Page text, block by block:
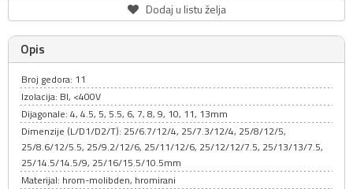
Dodaj u listu želja
Opis
Broj gedora: 11
Izolacija: BI, <400V
Dijagonale: 4, 4.5, 5, 5.5, 6, 7, 8, 9, 10, 11, 13mm
Dimenzije (L/D1/D2/T): 25/6.7/12/4, 25/7.3/12/4, 25/8/12/5,
25/8.6/12/5.5, 25/9.2/12/6, 25/11/12/6, 25/12/12/7.5, 25/13/13/7.5,
25/14.5/14.5/9, 25/16/15.5/10.5mm
Materijal: hrom-molibden, hromirani